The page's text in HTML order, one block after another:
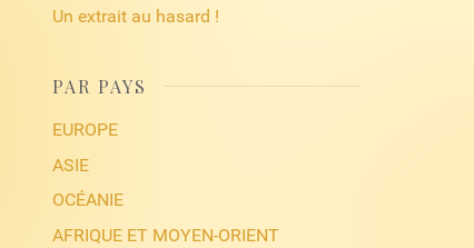
Un extrait au hasard !
PAR PAYS
EUROPE
ASIE
OCÉANIE
AFRIQUE ET MOYEN-ORIENT